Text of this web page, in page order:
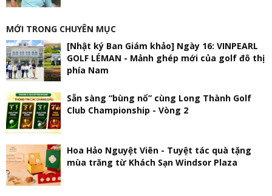
MỚI TRONG CHUYÊN MỤC
[Nhật ký Ban Giám khảo] Ngày 16: VINPEARL
GOLF LÉMAN - Mảnh ghép mới của golf đô thị
phía Nam
Sẵn sàng “bùng nổ” cùng Long Thành Golf
Club Championship - Vòng 2
Hoa Hảo Nguyệt Viên - Tuyệt tác quà tặng
mùa trăng từ Khách Sạn Windsor Plaza